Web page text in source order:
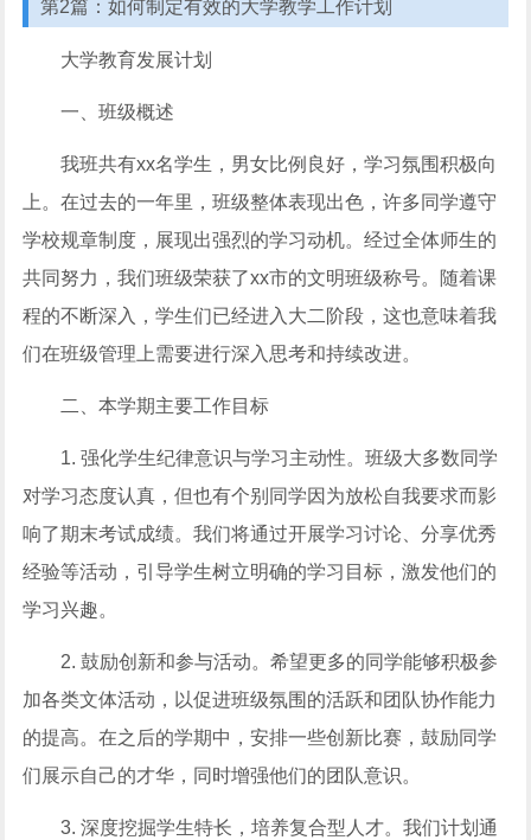
第2篇：如何制定有效的大学教学工作计划
大学教育发展计划
一、班级概述
我班共有xx名学生，男女比例良好，学习氛围积极向
上。在过去的一年里，班级整体表现出色，许多同学遵守
学校规章制度，展现出强烈的学习动机。经过全体师生的
共同努力，我们班级荣获了xx市的文明班级称号。随着课
程的不断深入，学生们已经进入大二阶段，这也意味着我
们在班级管理上需要进行深入思考和持续改进。
二、本学期主要工作目标
1. 强化学生纪律意识与学习主动性。班级大多数同学
对学习态度认真，但也有个别同学因为放松自我要求而影
响了期末考试成绩。我们将通过开展学习讨论、分享优秀
经验等活动，引导学生树立明确的学习目标，激发他们的
学习兴趣。
2. 鼓励创新和参与活动。希望更多的同学能够积极参
加各类文体活动，以促进班级氛围的活跃和团队协作能力
的提高。在之后的学期中，安排一些创新比赛，鼓励同学
们展示自己的才华，同时增强他们的团队意识。
3. 深度挖掘学生特长，培养复合型人才。我们计划通